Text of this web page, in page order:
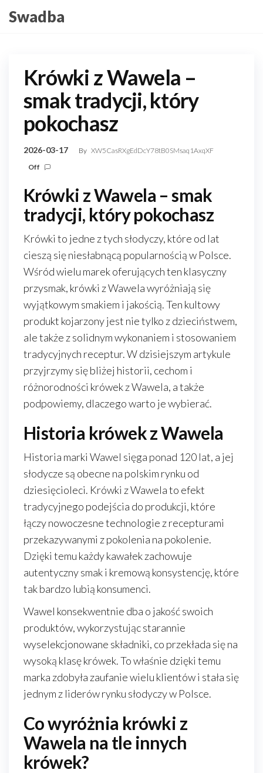
toSwadba
Krówki z Wawela –
smak tradycji, który
pokochasz
2026-03-17 By XW5CasRXgEdDcY78tB0SMsaq1AxqXF
Off
Krówki z Wawela – smak
tradycji, który pokochasz
Krówki to jedne z tych słodyczy, które od lat
cieszą się niesłabnącą popularnością w Polsce.
Wśród wielu marek oferujących ten klasyczny
przysmak, krówki z Wawela wyróżniają się
wyjątkowym smakiem i jakością. Ten kultowy
produkt kojarzony jest nie tylko z dzieciństwem,
ale także z solidnym wykonaniem i stosowaniem
tradycyjnych receptur. W dzisiejszym artykule
przyjrzymy się bliżej historii, cechom i
różnorodności krówek z Wawela, a także
podpowiemy, dlaczego warto je wybierać.
Historia krówek z Wawela
Historia marki Wawel sięga ponad 120 lat, a jej
słodycze są obecne na polskim rynku od
dziesięcioleci. Krówki z Wawela to efekt
tradycyjnego podejścia do produkcji, które
łączy nowoczesne technologie z recepturami
przekazywanymi z pokolenia na pokolenie.
Dzięki temu każdy kawałek zachowuje
autentyczny smak i kremową konsystencję, które
tak bardzo lubią konsumenci.
Wawel konsekwentnie dba o jakość swoich
produktów, wykorzystując starannie
wyselekcjonowane składniki, co przekłada się na
wysoką klasę krówek. To właśnie dzięki temu
marka zdobyła zaufanie wielu klientów i stała się
jednym z liderów rynku słodyczy w Polsce.
Co wyróżnia krówki z
Wawela na tle innych
krówek?